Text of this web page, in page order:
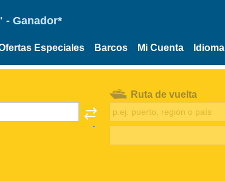
- Ganador*
Especiales Barcos Mi Cuenta Idioma
Ruta de vuelta